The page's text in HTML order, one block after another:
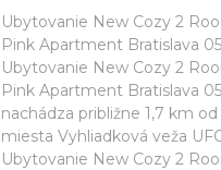
Ubytovanie New Cozy 2
Pink Apartment Bratislava
Ubytovanie New Cozy 2
Pink Apartment Bratislava
nachádza približne 1,7 km od
miesta Vyhliadková veža
Ubytovanie New Cozy 2